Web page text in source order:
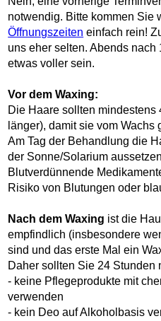
notwendig. Bitte kommen Sie
Öffnungszeiten einfach rein!
uns eher selten. Abends nach
etwas voller sein.
Vor dem Waxing:
Die Haare sollten mindestens
länger), damit sie vom
Am Tag der Behandlung die
der Sonne/Solarium
Blutverdünnende
Risiko von Blutungen oder
Nach dem Waxing ist die
empfindlich (insbesondere
sind und das erste Mal ein
Daher sollten Sie 24 Stunden
- keine Pflegeprodukte mit
verwenden
- kein Deo auf Alkoholbasis